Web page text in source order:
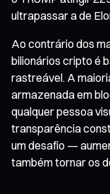
ultrapassar a de
Ao contrário dos
bilionários cripto é
rastreável. A
armazenada em
qualquer pessoa
transparência
um desafio —
também tornar os